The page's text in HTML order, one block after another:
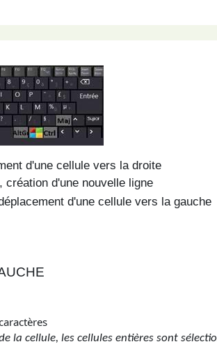
d'une cellule vers la droite
création d'une nouvelle ligne
d'une cellule vers la gauche
la cellule, les cellules entières sont